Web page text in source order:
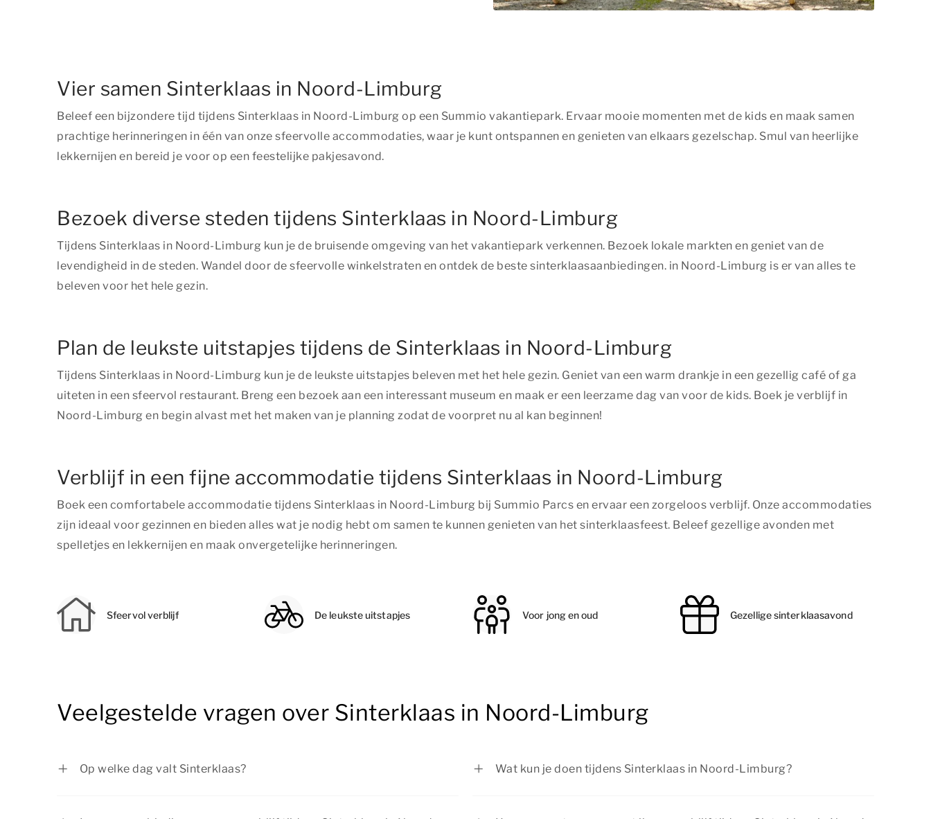
Vier samen Sinterklaas in Noord-Limburg
Beleef een bijzondere tijd tijdens Sinterklaas in Noord-Limburg op een Summio vakantiepark. Ervaar mooie momenten met de kids en maak samen
prachtige herinneringen in één van onze sfeervolle accommodaties, waar je kunt ontspannen en genieten van elkaars gezelschap. Smul van heerlijke
lekkernijen en bereid je voor op een feestelijke pakjesavond.
Bezoek diverse steden tijdens Sinterklaas in Noord-Limburg
Tijdens Sinterklaas in Noord-Limburg kun je de bruisende omgeving van het vakantiepark verkennen. Bezoek lokale markten en geniet van de
levendigheid in de steden. Wandel door de sfeervolle winkelstraten en ontdek de beste sinterklaasaanbiedingen. in Noord-Limburg is er van alles te
beleven voor het hele gezin.
Plan de leukste uitstapjes tijdens de Sinterklaas in Noord-Limburg
Tijdens Sinterklaas in Noord-Limburg kun je de leukste uitstapjes beleven met het hele gezin. Geniet van een warm drankje in een gezellig café of ga
uiteten in een sfeervol restaurant. Breng een bezoek aan een interessant museum en maak er een leerzame dag van voor de kids. Boek je verblijf in
Noord-Limburg en begin alvast met het maken van je planning zodat de voorpret nu al kan beginnen!
Verblijf in een fijne accommodatie tijdens Sinterklaas in Noord-Limburg
Boek een comfortabele accommodatie tijdens Sinterklaas in Noord-Limburg bij Summio Parcs en ervaar een zorgeloos verblijf. Onze accommodaties
zijn ideaal voor gezinnen en bieden alles wat je nodig hebt om samen te kunnen genieten van het sinterklaasfeest. Beleef gezellige avonden met
spelletjes en lekkernijen en maak onvergetelijke herinneringen.
Sfeervol verblijf De leukste uitstapjes Voor jong en oud Gezellige sinterklaasavond
Veelgestelde vragen over Sinterklaas in Noord-Limburg
Op welke dag valt Sinterklaas?
Wat kun je doen tijdens Sinterklaas in Noord-Limburg?